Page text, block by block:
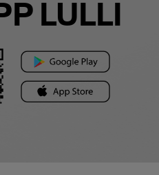
LULLI